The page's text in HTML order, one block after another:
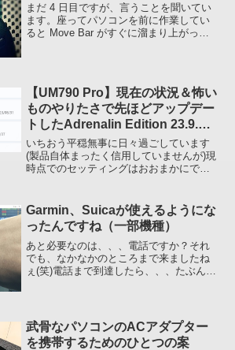
まだ 4 日目ですが、言うことを聞いてい
ます。座ってパソコンを前に作業してい
ると Move Bar がすぐに溜まり上がって
【UM790 Pro】現在の状況＆怖い
ものやりたさで先ほどアップデー
トしたAdrenalin Edition 23.9.1
は果たして
いちおう平穏無事に日々過ごしています
(製品自体まったく信用していませんが)現
時点でのセッティングはおおまかにです
CT2K16G...
Garmin、Suicaが使えるようにな
ったんですね（一部機種）
あと必要なのは、、、電話ですか？それ
でも、なかなかのところまで来ましたね
ぇ(笑)電話まで到達したら、、、たぶん買
を購入...
武骨なパソコンのACアダプター
を携帯するためのひとつの案